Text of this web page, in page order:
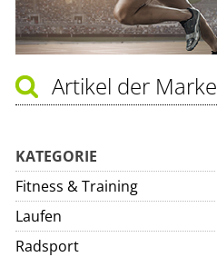
Artikel der Marke
KATEGORIE
Fitness & Training
Laufen
Radsport